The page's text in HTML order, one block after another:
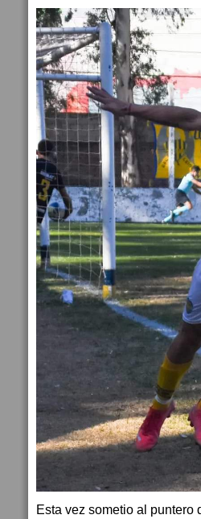
Esta vez sometio al puntero